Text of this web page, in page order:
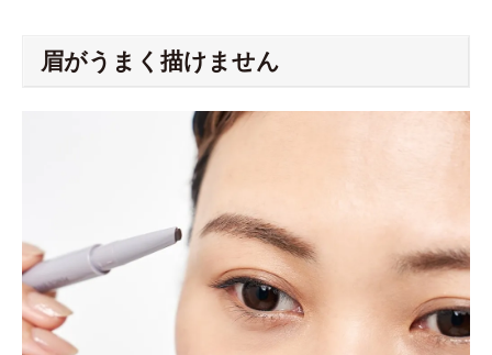
眉がうまく描けません